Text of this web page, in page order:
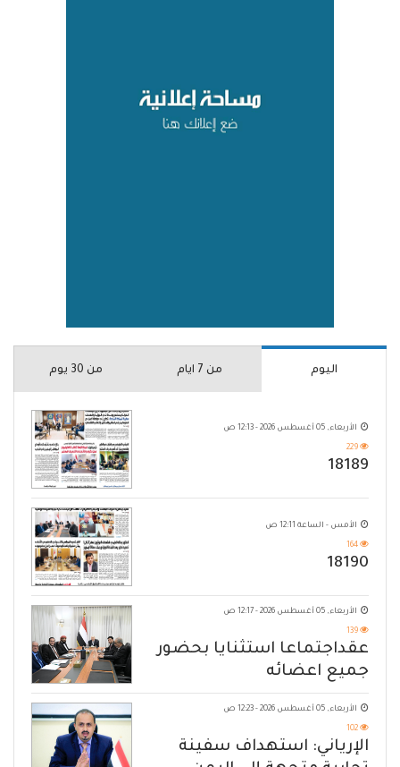
اليوم من 7 ايام من 30 يوم
الأربعاء, 05 أغسطس 2026 - 12:13 ص
229
18189
الأمس - الساعة 12:11 ص
164
18190
الأربعاء, 05 أغسطس 2026 - 12:17 ص
139
عقداجتماعا استثنايا بحضور
جميع اعضائه
الأربعاء, 05 أغسطس 2026 - 12:23 ص
102
الإرياني: استهداف سفينة